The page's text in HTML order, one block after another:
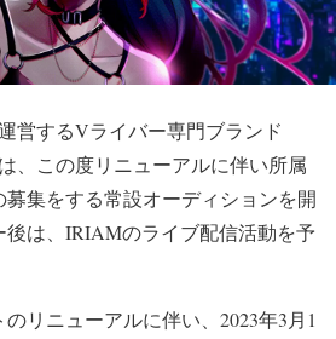
営するVライバー専門ブランド
、この度リニューアルに伴い所属
集をする常設オーディションを開
は、IRIAMのライブ配信活動を予
リニューアルに伴い、2023年3月1